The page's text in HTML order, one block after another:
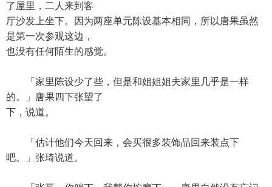
了屋里，二人来到客
厅沙发上坐下。因为两座单元陈设基本相同，所以唐果虽然
是第一次参观这边，
也没有任何陌生的感觉。
「家里陈设少了些，但是和姐姐姐夫家里几乎是一样
的。」唐果四下张望了
下，说道。
「估计他们今天回来，会买很多装饰品回来装点下
吧。」张琦说道。